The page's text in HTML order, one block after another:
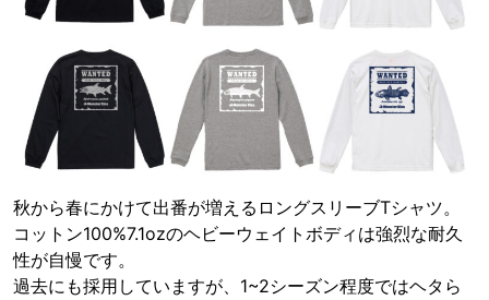
秋から春にかけて出番が増えるロングスリーブTシャツ。
コットン100%7.1ozのヘビーウェイトボディは強烈な耐久
性が自慢です。
過去にも採用していますが、1~2シーズン程度ではヘタら